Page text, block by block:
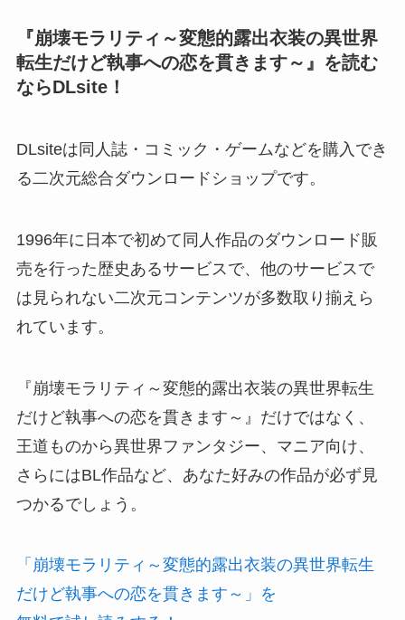
『崩壊モラリティ～変態的露出衣装の異世界
転生だけど執事への恋を貫きます～』を読む
ならDLsite！
DLsiteは同人誌・コミック・ゲームなどを購入でき
る二次元総合ダウンロードショップです。
1996年に日本で初めて同人作品のダウンロード販
売を行った歴史あるサービスで、他のサービスで
は見られない二次元コンテンツが多数取り揃えら
れています。
『崩壊モラリティ～変態的露出衣装の異世界転生
だけど執事への恋を貫きます～』だけではなく、
王道ものから異世界ファンタジー、マニア向け、
さらにはBL作品など、あなた好みの作品が必ず見
つかるでしょう。
「崩壊モラリティ～変態的露出衣装の異世界転生
だけど執事への恋を貫きます～」を